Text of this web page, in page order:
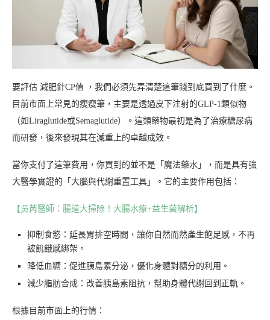
要評估 減肥針CP值 ，我們必須先弄清楚這筆錢到底買到了什麼。
目前市面上常見的瘦瘦筆，主要是透過皮下注射的GLP-1類似物
（如Liraglutide或Semaglutide）。這類藥物最初是為了治療糖尿病
而研發，後來發現其在減重上的卓越成效。
當你支付了這筆費用，你買到的並不是「魔法藥水」，而是具有強
大醫學實證的「大腦與代謝重置工具」。它的主要作用包括：
【吳芮醫師：腸道大掃除！大腸水療+益生菌解析】
抑制食慾：延長胃排空時間，讓你自然而然產生飽足感，不再
被飢餓感綁架。
降低血糖：促進胰島素分泌，優化身體對糖分的利用。
減少脂肪合成：改善胰島素阻抗，幫助身體代謝回到正軌。
根據目前市面上的行情：